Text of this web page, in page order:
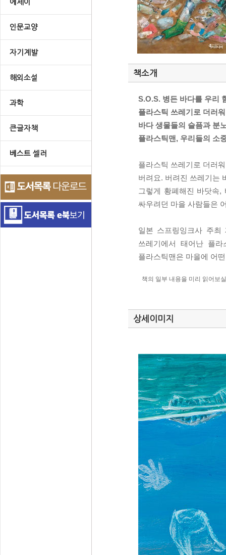
에세이
인문교양
자기계발
해외소설
과학
큰글자책
베스트 셀러
책소개
S.O.S. 병든 바다를 우리
플라스틱 쓰레기로 더러
바다 생물들의 슬픔과 분
플라스틱맨, 우리들의 소
플라스틱 쓰레기로 더러
버려요. 버려진 쓰레기는
그렇게 황폐해진 바닷속
싸우려던 마을 사람들은
일본 스프링잉크사 주
쓰레기에서 태어난 플
플라스틱맨은 마을에 어
책의 일부 내용을 미리 읽어보
상세이미지